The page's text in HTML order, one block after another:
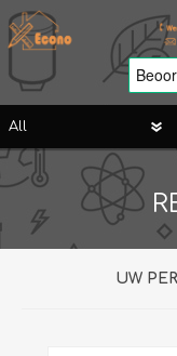
REGISTREREN
AANMELDEN
VERLANGLIJST
0
UW